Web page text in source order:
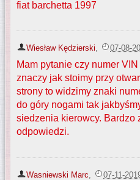
fiat barchetta 1997
Wiesław Kędzierski, 07-08-
Mam pytanie czy numer
znaczy jak stoimy przy
strony to widzimy znaki
do góry nogami tak
siedzenia kierowcy. Bardzo
odpowiedzi.
Wasniewski Marc 07-11-